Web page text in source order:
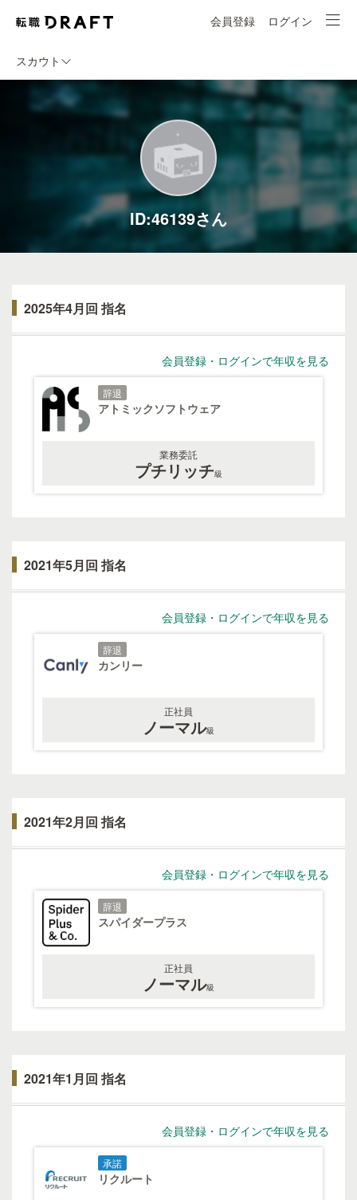
会員登録 ログイン
スカウト
ID:46139さん
2025年4月回 指名
会員登録・ログインで年収を見る
辞退
アトミックソフトウェア
業務委託
プチリッチ級
2021年5月回 指名
会員登録・ログインで年収を見る
辞退
カンリー
正社員
ノーマル級
2021年2月回 指名
会員登録・ログインで年収を見る
辞退
スパイダープラス
正社員
ノーマル級
2021年1月回 指名
会員登録・ログインで年収を見る
承諾
リクルート